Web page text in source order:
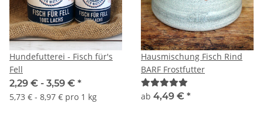
Hundefutterei - Fisch für's
Fell
2,29 € - 3,59 € *
5,73 € - 8,97 € pro 1 kg
Hausmischung Fisch Rind
BARF Frostfutter
ab 4,49 € *